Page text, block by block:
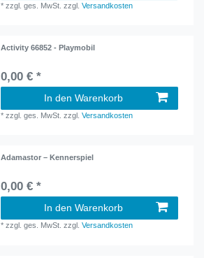
*zzgl. ges. MwSt. zzgl.Versandkosten
Activity 66852 - Playmobil
0,00 € *
In den Warenkorb
*zzgl. ges. MwSt. zzgl.Versandkosten
Adamastor – Kennerspiel
0,00 € *
In den Warenkorb
*zzgl. ges. MwSt. zzgl.Versandkosten